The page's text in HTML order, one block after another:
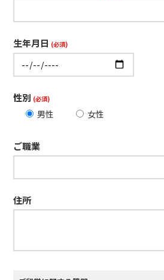
生年月日 (必須)
性別 (必須)
男性 女性
ご職業
住所